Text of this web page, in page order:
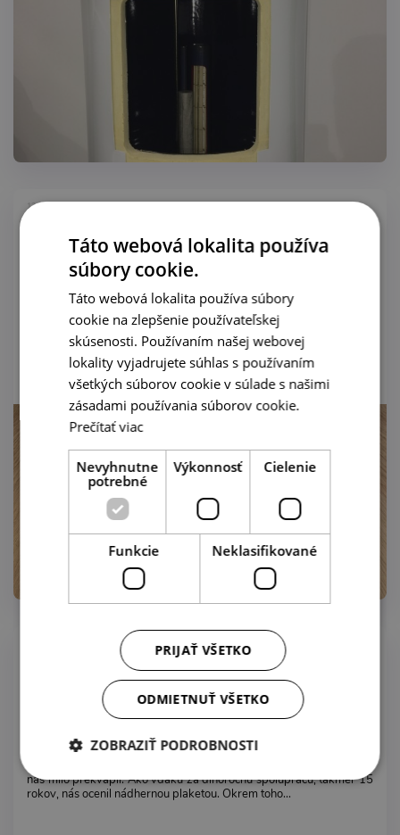
12.11.2020
Výstava MCE 2018 Miláno - TESY
V dňoch od 13.03.-16.03. 2018 sa naša spoločnosť zúčastnila
najväčšej tohoročnej medzinárodnej výstavy MOSTRA
CONVEGNO EXPOCOMFORT 2018 v Miláne. Boli sme prítomný
Výstava MCE 2018 Miláno - CIM
nás milo prekvapil. Ako vďaku za dlhoročnú spoluprácu, takmer 15
rokov, nás ocenil nádhernou plaketou. Okrem toho...
Táto webová lokalita používa
súbory cookie.
Táto webová lokalita používa súbory
cookie na zlepšenie používateľskej
skúsenosti. Používaním našej webovej
lokality vyjadrujete súhlas s používaním
všetkých súborov cookie v súlade s našimi
zásadami používania súborov cookie.
Prečítať viac
Nevyhnutne
potrebné
Výkonnosť Cielenie
Funkcie Neklasifikované
PRIJAŤ VŠETKO
ODMIETNUŤ VŠETKO
ZOBRAZIŤ PODROBNOSTI